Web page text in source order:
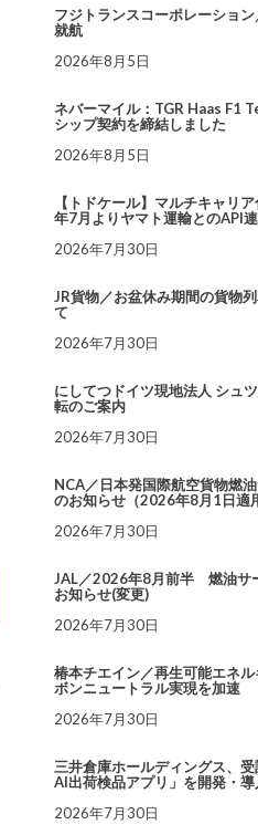
フジトランスコーポレーション
就航
2026年8月5日
ネバーマイル：TGR Haas F1
シップ契約を締結しました
2026年8月5日
【トドケール】マルチキャリ
年7月よりヤマト運輸とのAPI
2026年7月30日
JR貨物／お盆休み期間の貨物
て
2026年7月30日
にしてつドイツ現地法人 シュ
転のご案内
2026年7月30日
NCA／日本発国際航空貨物燃
のお知らせ（2026年8月1日適
2026年7月30日
JAL／2026年8月前半 燃油サ
お知らせ(変更)
2026年7月30日
椿本チエイン／再生可能エネ
ボンニュートラル実現を加速
2026年7月30日
三井倉庫ホールディングス、
AI出荷検品アプリ」を開発・導
2026年7月30日